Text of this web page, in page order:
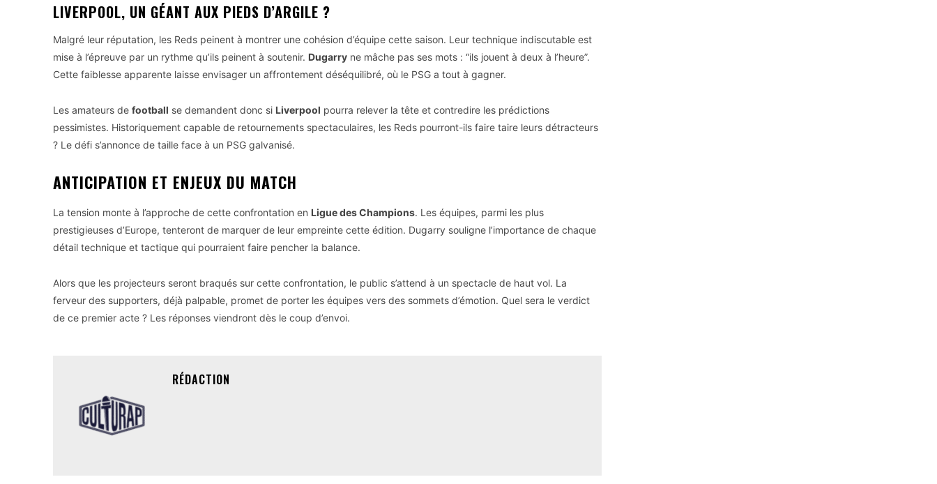
LIVERPOOL, UN GÉANT AUX PIEDS D’ARGILE ?
Malgré leur réputation, les Reds peinent à montrer une cohésion d’équipe cette saison. Leur technique indiscutable est
mise à l’épreuve par un rythme qu’ils peinent à soutenir. Dugarry ne mâche pas ses mots : “ils jouent à deux à l’heure”.
Cette faiblesse apparente laisse envisager un affrontement déséquilibré, où le PSG a tout à gagner.
Les amateurs de football se demandent donc si Liverpool pourra relever la tête et contredire les prédictions
pessimistes. Historiquement capable de retournements spectaculaires, les Reds pourront-ils faire taire leurs détracteurs
? Le défi s’annonce de taille face à un PSG galvanisé.
ANTICIPATION ET ENJEUX DU MATCH
La tension monte à l’approche de cette confrontation en Ligue des Champions. Les équipes, parmi les plus
prestigieuses d’Europe, tenteront de marquer de leur empreinte cette édition. Dugarry souligne l’importance de chaque
détail technique et tactique qui pourraient faire pencher la balance.
Alors que les projecteurs seront braqués sur cette confrontation, le public s’attend à un spectacle de haut vol. La
ferveur des supporters, déjà palpable, promet de porter les équipes vers des sommets d’émotion. Quel sera le verdict
de ce premier acte ? Les réponses viendront dès le coup d’envoi.
RÉDACTION